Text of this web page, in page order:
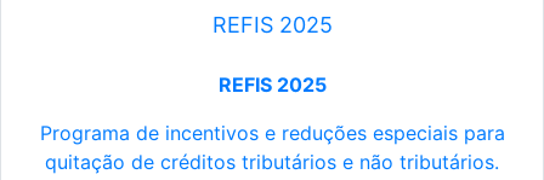
REFIS 2025
REFIS 2025
Programa de incentivos e reduções especiais para
quitação de créditos tributários e não tributários.